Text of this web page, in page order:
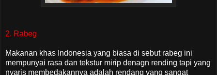
2. Rabeg
Makanan khas Indonesia yang biasa di sebut rabeg ini
mempunyai rasa dan tekstur mirip denagn rending tapi yang
nyaris membedakannya adalah rendang yang sangat